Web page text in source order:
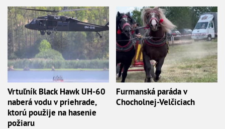
Vrtuľník Black Hawk UH-60
naberá vodu v priehrade,
ktorú použije na hasenie
požiaru
Furmanská paráda v
Chocholnej-Velčiciach